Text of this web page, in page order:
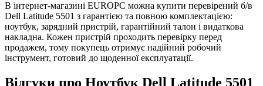
В інтернет-магазині EUROPC можна купити перевірений б/в
Dell Latitude 5501 з гарантією та повною комплектацією:
ноутбук, зарядний пристрій, гарантійний талон і видаткова
накладна. Кожен пристрій проходить перевірку перед
продажем, тому покупець отримує надійний робочий
інструмент, готовий до щоденної експлуатації.
Відгуки про Ноутбук Dell Latitude 5501